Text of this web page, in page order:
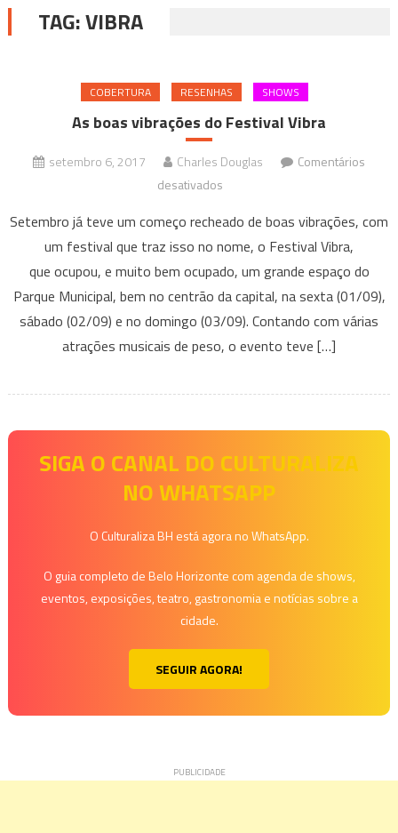
TAG:VIBRA
COBERTURA RESENHAS SHOWS
As boas vibrações do Festival Vibra
setembro 6, 2017 Charles Douglas
Comentários
desativados
boas
vibrações
do
Festival
Vibra
Setembro já teve um começo recheado de boas vibrações, com
um festival que traz isso no nome, o Festival Vibra,
que ocupou, e muito bem ocupado, um grande espaço do
Parque Municipal, bem no centrão da capital, na sexta (01/09),
sábado (02/09) e no domingo (03/09). Contando com várias
atrações musicais de peso, o evento teve […]
SIGA O CANAL DO CULTURALIZA
NO WHATSAPP
O Culturaliza BH está agora no WhatsApp.
O guia completo de Belo Horizonte com agenda de shows,
eventos, exposições, teatro, gastronomia e notícias sobre a
cidade.
SEGUIR AGORA!